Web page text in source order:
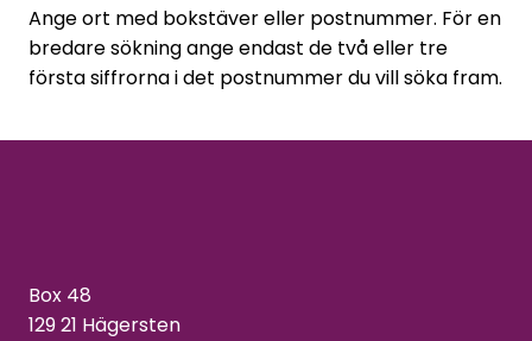
Ange ort med bokstäver eller postnummer. För en
bredare sökning ange endast de två eller tre
första siffrorna i det postnummer du vill söka fram.
Box 48
129 21 Hägersten